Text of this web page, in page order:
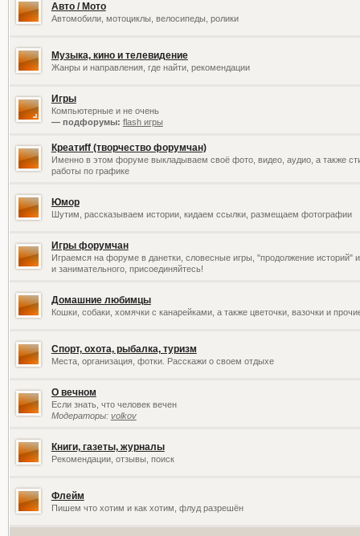
Авто / Мото
Автомобили, мотоциклы, велосипеды, ролики
Музыка, кино и телевидение
Жанры и направления, где найти, рекомендации
Игры
Компьютерные и не очень
— подфорумы: flash игры
Креатиff (творчество форумчан)
Именно в этом форуме выкладываем своё фото, видео, аудио, а также
работы по графике
Юмор
Шутим, рассказываем истории, кидаем ссылки, размещаем фотографии
Игры форумчан
Играемся на форуме в данетки, словесные игры, "продолжение историй"
и занимательного, присоединяйтесь!
Домашние любимцы
Кошки, собаки, хомячки с канарейками, а также цветочки, вазочки и
Спорт, охота, рыбалка, туризм
Места, организация, фотки. Расскажи о своем отдыхе
О вечном
Если знать, что человек вечен
Модераторы: volkov
Книги, газеты, журналы
Рекомендации, отзывы, поиск
Флейм
Пишем что хотим и как хотим, флуд разрешён